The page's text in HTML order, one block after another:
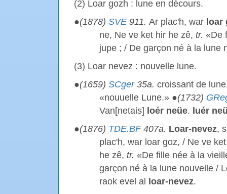
(2) Loar gozh : lune en décours.
●(1878) SVE 911. Ar plac'h, war loar
ne, Ne ve ket hir he zê, tr. «De
jupe ; / De garçon né à la lune
(3) Loar nevez : nouvelle lune.
●(1659) SCger35a. croissant de
«nouuelle Lune.» ●(1732)
Van[netais] loér neüe. luér
●(1876) TDE.BF407a. Loar-nevez,
plac'h, war loar goz, / Ne ve
he zê, tr. «De fille née à la
garçon né à la lune nouvelle /
raok evel al
loar-nevez.